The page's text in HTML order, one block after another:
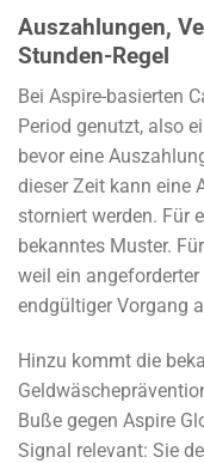
Auszahlungen,
Stunden-Regel
Bei Aspire-basierten
Period genutzt, also
bevor eine
dieser Zeit kann eine
storniert werden. Für
bekanntes Muster.
weil ein
endgültiger Vorgang
Hinzu kommt die
Buße gegen Aspire
Signal relevant: Sie